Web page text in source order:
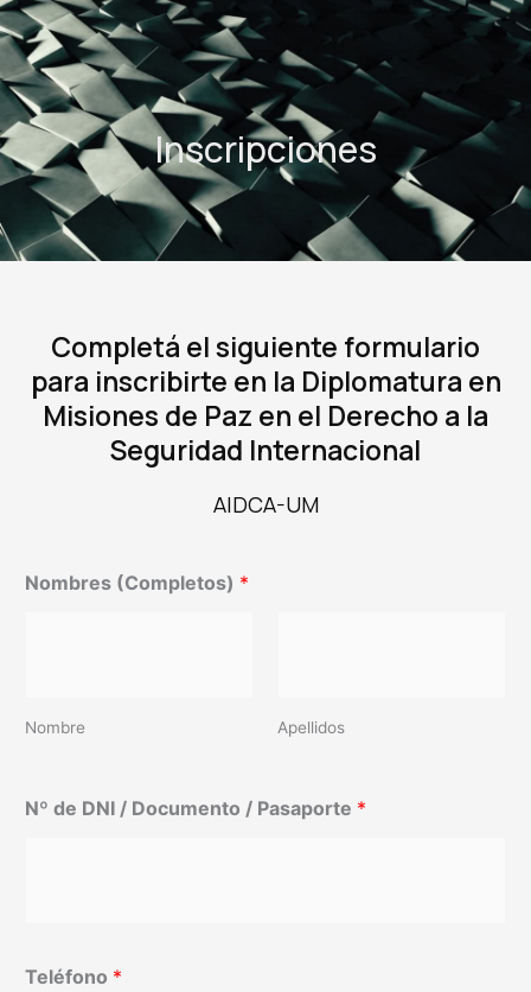
Inscripciones
Completá el siguiente formulario
para inscribirte en la Diplomatura en
Misiones de Paz en el Derecho a la
Seguridad Internacional
AIDCA-UM
Nombres (Completos) *
Nombre Apellidos
Nº de DNI / Documento / Pasaporte *
Teléfono *